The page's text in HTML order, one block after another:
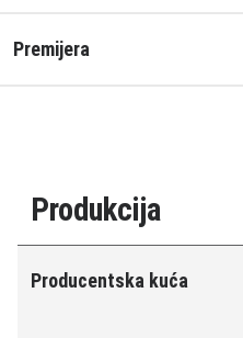
Premijera
Produkcija
Producentska kuća